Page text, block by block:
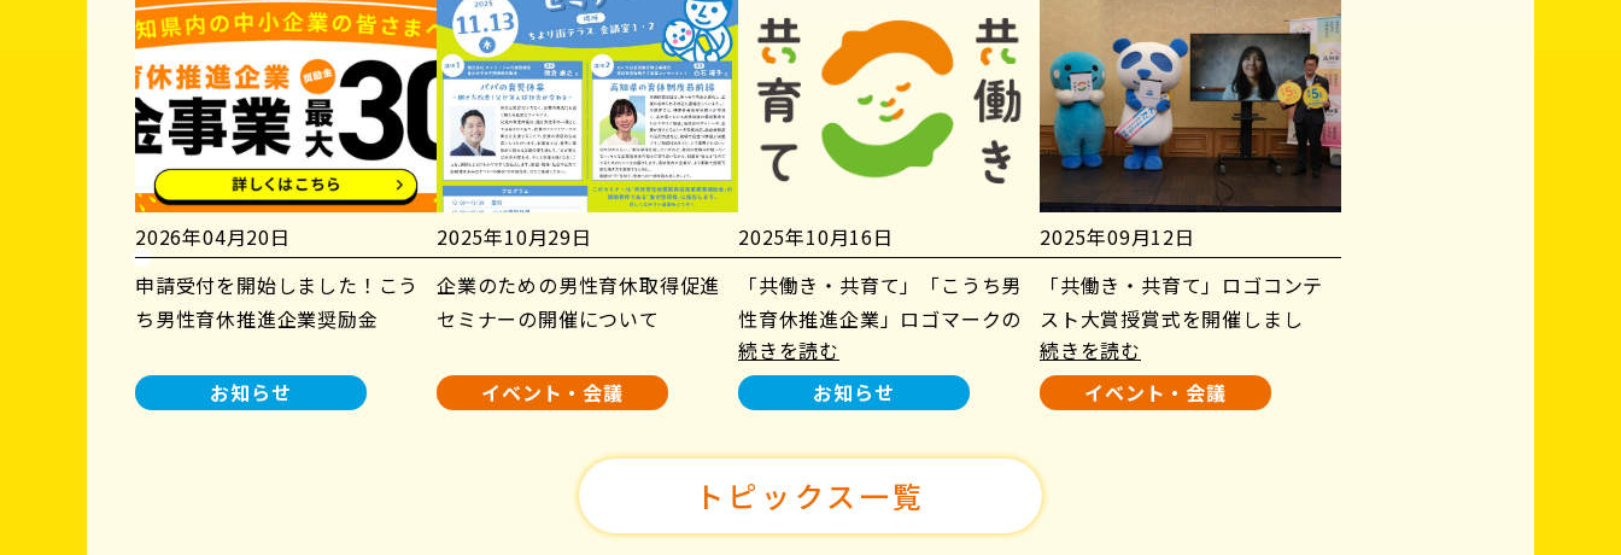
2026年04月20日
申請受付を開始しました！こう
ち男性育休推進企業奨励金
お知らせ
2025年10月29日
企業のための男性育休取得促進
セミナーの開催について
イベント・会議
2025年10月16日
「共働き・共育て」「こうち男
性育休推進企業」ロゴマークの
使用について
続きを読む
お知らせ
2025年09月12日
「共働き・共育て」ロゴコンテ
スト大賞授賞式を開催しまし
た！
続きを読む
イベント・会議
トピックス一覧